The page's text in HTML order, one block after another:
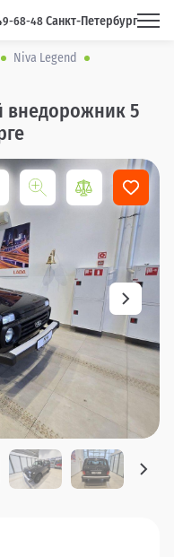
68-48 Санкт-Петербург
Niva Legend
внедорожник 5